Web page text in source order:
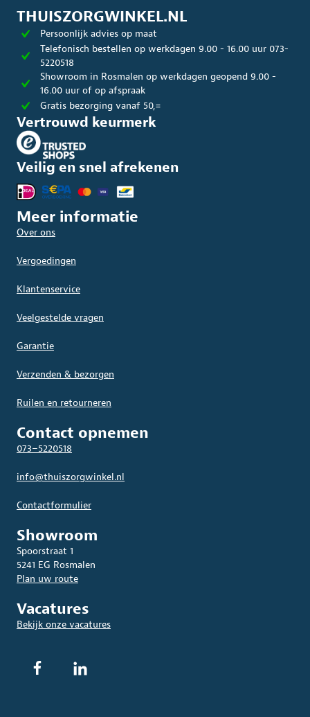
THUISZORGWINKEL.NL
Persoonlijk advies op maat
Telefonisch bestellen op werkdagen 9.00 - 16.00 uur 073-
5220518
Showroom in Rosmalen op werkdagen geopend 9.00 -
16.00 uur of op afspraak
Gratis bezorging vanaf 50,=
Vertrouwd keurmerk
Veilig en snel afrekenen
Meer informatie
Over ons
Vergoedingen
Klantenservice
Veelgestelde vragen
Garantie
Verzenden & bezorgen
Ruilen en retourneren
Contact opnemen
073–5220518
info@thuiszorgwinkel.nl
Contactformulier
Showroom
Spoorstraat 1
5241 EG Rosmalen
Plan uw route
Vacatures
Bekijk onze vacatures